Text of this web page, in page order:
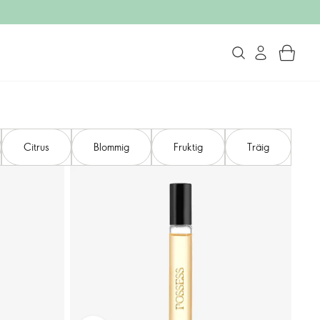
Citrus Blommig Fruktig Träig